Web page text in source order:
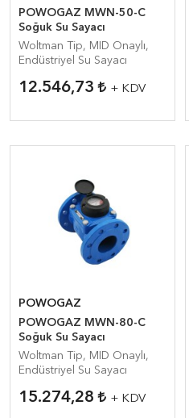
POWOGAZ MWN-50-C
Soğuk Su Sayacı
Woltman Tip, MID Onaylı,
Endüstriyel Su Sayacı
12.546,73 + KDV
POWOGAZ
POWOGAZ MWN-80-C
Soğuk Su Sayacı
Woltman Tip, MID Onaylı,
Endüstriyel Su Sayacı
15.274,28 + KDV